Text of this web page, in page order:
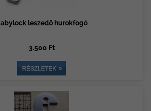
leszedő hurokfogó
3.500 Ft